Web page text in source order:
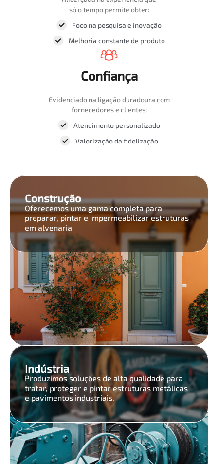
só o tempo permite obter:
Foco na pesquisa e inovação
Melhoria constante de produto
Confiança
Evidenciado na ligação duradoura com
fornecedores e clientes:
Atendimento personalizado
Valorização da fidelização
Construção
Oferecemos uma gama completa para
preparar, pintar e impermeabilizar estruturas
em alvenaria.
Indústria
Produzimos soluções de alta qualidade para
tratar, proteger e pintar estruturas metálicas
e pavimentos industriais.